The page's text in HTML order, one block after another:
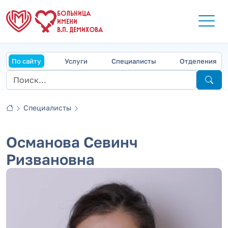
БОЛЬНИЦА
ИМЕНИ
В.П. ДЕМИХОВА
По сайту Услуги Специалисты Отделения
Специалисты
Османова Севинч
Ризвановна